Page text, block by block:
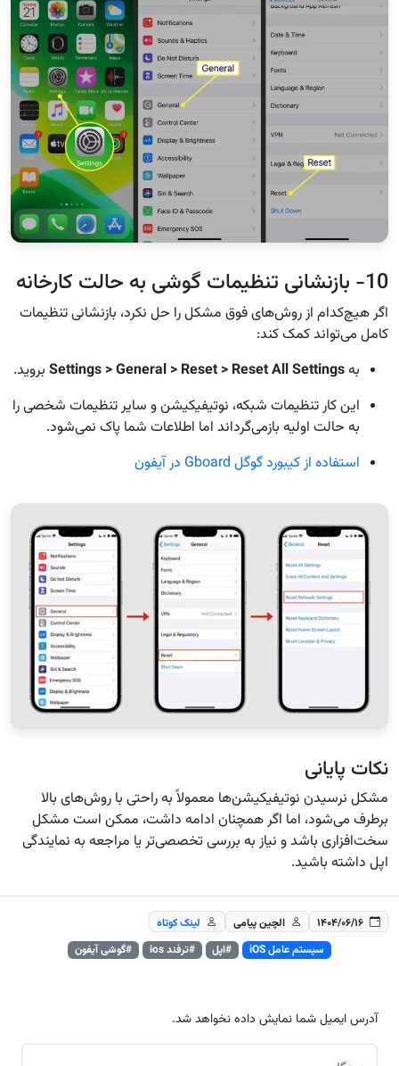
10- بازنشانی تنظیمات گوشی به حالت کارخانه
اگر هیچ‌کدام از روش‌های فوق مشکل را حل نکرد، بازنشانی تنظیمات
کامل می‌تواند کمک کند:
بهSettings > General > Reset > Reset All Settings بروید.
این کار تنظیمات شبکه، نوتیفیکیشن و سایر تنظیمات شخصی را
به حالت اولیه بازمی‌گرداند اما اطلاعات شما پاک نمی‌شود.
استفاده از کیبورد گوگل Gboard در آیفون
نکات پایانی
مشکل نرسیدن نوتیفیکیشن‌ها معمولاً به راحتی با روش‌های بالا
برطرف می‌شود، اما اگر همچنان ادامه داشت، ممکن است مشکل
سخت‌افزاری باشد و نیاز به بررسی تخصصی‌تر یا مراجعه به نمایندگی
اپل داشته باشید.
۱۴۰۴/۰۶/۱۶ الچین پیامی
لینک کوتاه
سیستم عامل iOS
#اپل #ترفند ios #گوشی آیفون
آدرس ایمیل شما نمایش داده نخواهد شد.